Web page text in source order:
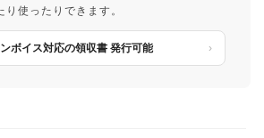
使ったりできます。
ボイス対応の領収書 発行可能